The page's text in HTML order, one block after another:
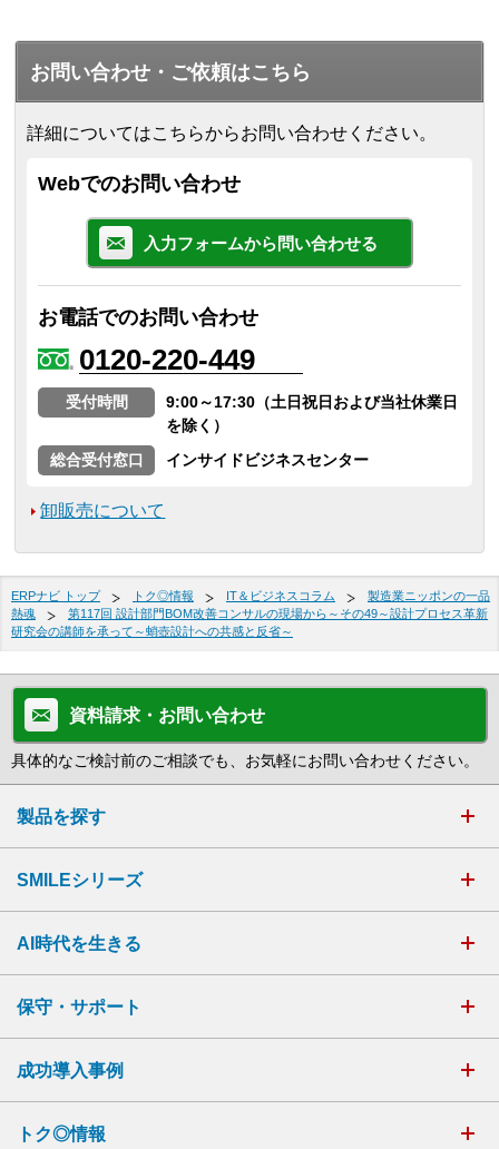
お問い合わせ・ご依頼はこちら
詳細についてはこちらからお問い合わせください。
Webでのお問い合わせ
入力フォームから問い合わせる
お電話でのお問い合わせ
0120-220-449
受付時間
9:00～17:30（土日祝日および当社休業日
を除く）
総合受付窓口
インサイドビジネスセンター
卸販売について
ERPナビ トップ トク◎情報 IT＆ビジネスコラム
製造業ニッポンの一品
熱魂
第117回 設計部門BOM改善コンサルの現場から～その49～設計プロセス革新
研究会の講師を承って～蛸壺設計への共感と反省～
資料請求・お問い合わせ
具体的なご検討前のご相談でも、お気軽にお問い合わせください。
製品を探す
SMILEシリーズ
AI時代を生きる
保守・サポート
成功導入事例
トク◎情報